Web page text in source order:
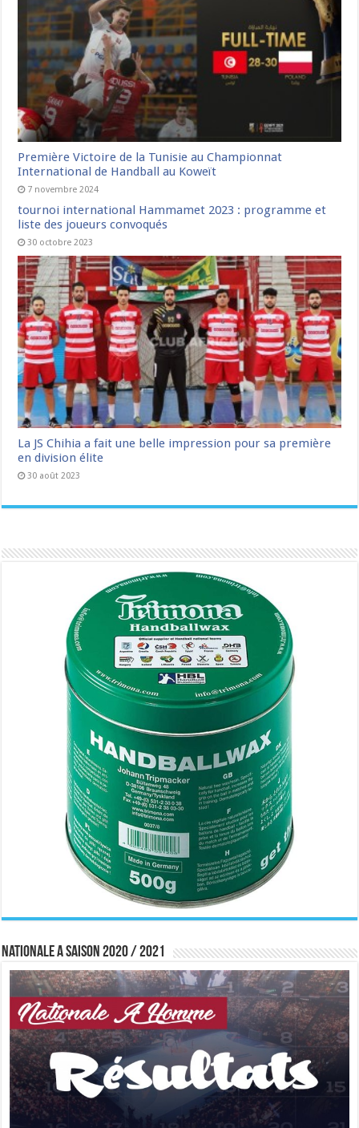
Première Victoire de la Tunisie au Championnat
International de Handball au Koweït
7 novembre 2024
tournoi international Hammamet 2023 : programme et
liste des joueurs convoqués
30 octobre 2023
La JS Chihia a fait une belle impression pour sa première
en division élite
30 août 2023
Nationale A saison 2020 / 2021